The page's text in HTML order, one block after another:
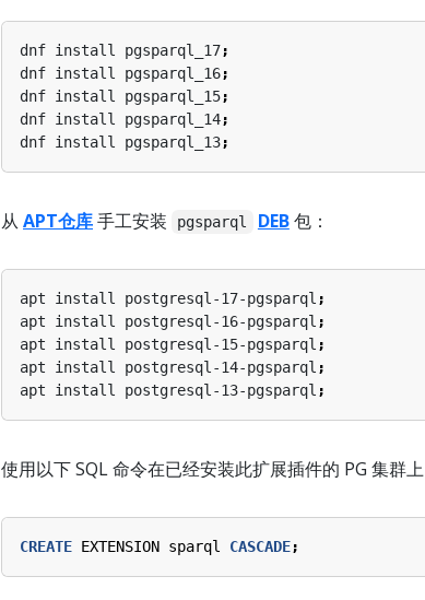
dnf install pgsparql_17;
dnf install pgsparql_16;
dnf install pgsparql_15;
dnf install pgsparql_14;
dnf install pgsparql_13;
从 APT仓库手工安装 pgsparql DEB包：
apt install postgresql-17-pgsparql;
apt install postgresql-16-pgsparql;
apt install postgresql-15-pgsparql;
apt install postgresql-14-pgsparql;
apt install postgresql-13-pgsparql;
使用以下 SQL 命令在已经安装此扩展插件的 PG 集群上
CREATE EXTENSION sparql CASCADE;